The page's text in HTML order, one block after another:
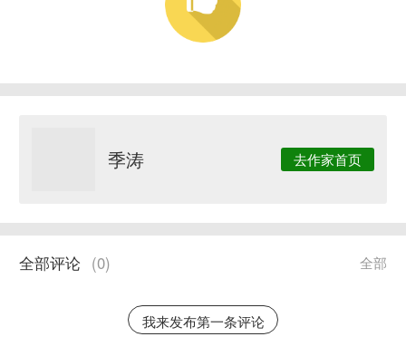
季涛 去作家首页
全部
全部评论 (0)
我来发布第一条评论